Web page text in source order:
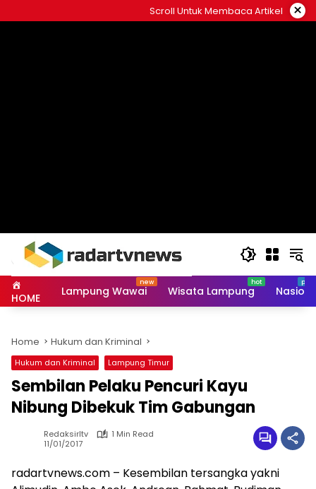
to
Scroll Untuk Membaca Artikel ×
HOME Lampung Wawai Wisata Lampung
Home Hukum dan Kriminal
Hukum dan Kriminal Lampung Timur
Sembilan Pelaku Pencuri Kayu
Nibung Dibekuk Tim Gabungan
Redaksirltv
1 Min Read
11/01/2017
radartvnews.com – Kesembilan tersangka yakni